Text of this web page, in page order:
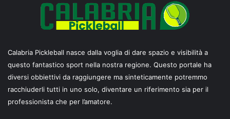
Calabria Pickleball nasce dalla voglia di dare spazio e visibilità a
questo fantastico sport nella nostra regione. Questo portale ha
diversi obbiettivi da raggiungere ma sinteticamente potremmo
racchiuderli tutti in uno solo, diventare un riferimento sia per il
professionista che per l’amatore.